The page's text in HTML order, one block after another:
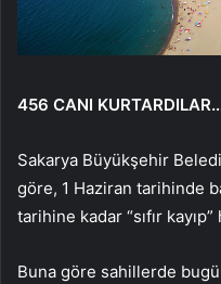
456 CANI
Sakarya Büyükşehir
göre, 1 Haziran tarihinde
tarihine kadar “sıfır
Buna göre sahillerde